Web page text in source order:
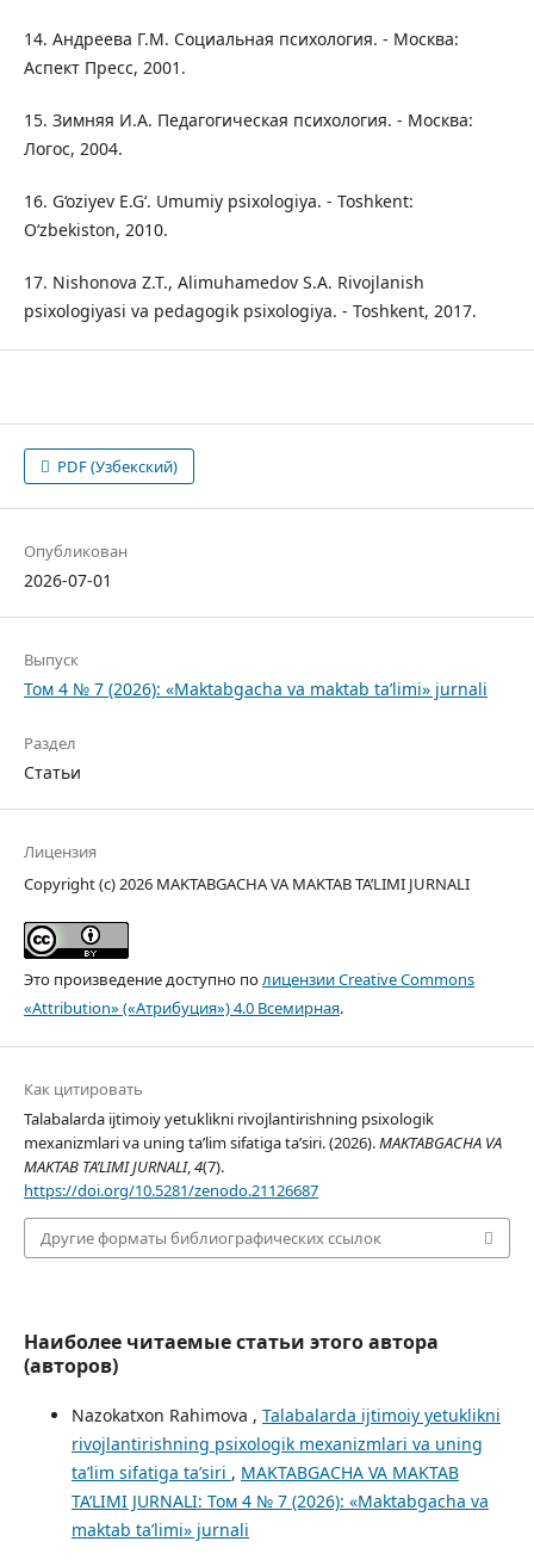
14. Андреева Г.М. Социальная психология. - Москва:
Аспект Пресс, 2001.
15. Зимняя И.А. Педагогическая психология. - Москва:
Логос, 2004.
16. G‘oziyev E.G‘. Umumiy psixologiya. - Toshkent:
O‘zbekiston, 2010.
17. Nishonova Z.T., Alimuhamedov S.A. Rivojlanish
psixologiyasi va pedagogik psixologiya. - Toshkent, 2017.
PDF (Узбекский)
Опубликован
2026-07-01
Выпуск
Том 4 № 7 (2026): «Maktabgacha va maktab ta’limi» jurnali
Раздел
Статьи
Лицензия
Copyright (c) 2026 MAKTABGACHA VA MAKTAB TA’LIMI JURNALI
Это произведение доступно полицензии Creative Commons
«Attribution» («Атрибуция») 4.0 Всемирная.
Как цитировать
Talabalarda ijtimoiy yetuklikni rivojlantirishning psixologik
mexanizmlari va uning ta’lim sifatiga ta’siri. (2026).MAKTABGACHA VA
MAKTAB TA’LIMI JURNALI,4(7).
https://doi.org/10.5281/zenodo.21126687
Другие форматы библиографических ссылок
Наиболее читаемые статьи этого автора
(авторов)
Nazokatxon Rahimova , Talabalarda ijtimoiy yetuklikni
rivojlantirishning psixologik mexanizmlari va uning
ta’lim sifatiga ta’siri , MAKTABGACHA VA MAKTAB
TA’LIMI JURNALI: Том 4 № 7 (2026): «Maktabgacha va
maktab ta’limi» jurnali